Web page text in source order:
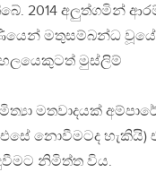
2014 අලුත්ගමින්
මතුසම්බන්ධ වූයේ
මුස්ලිම්
මතවාදයක්
නොවීමටද හැකියි)
නිමිත්ත විය.